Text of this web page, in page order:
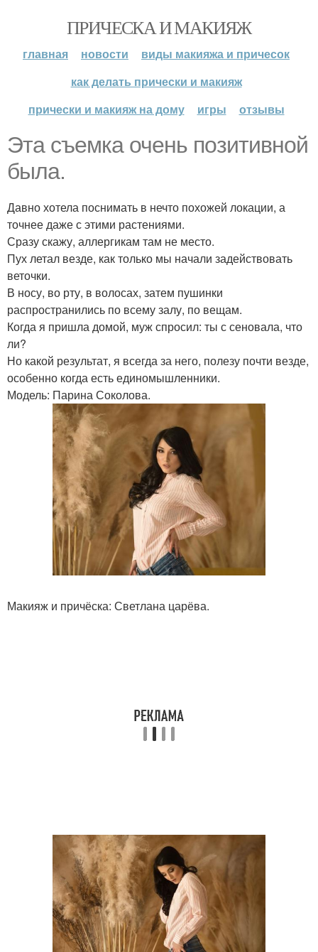
ПРИЧЕСКА И МАКИЯЖ
главная новости
виды макияжа и причесок
как делать прически и макияж
прически и макияж на дому
игры отзывы
Эта съемка очень позитивной
была.
Давно хотела поснимать в нечто похожей локации, а
точнее даже с этими растениями.
Сразу скажу, аллергикам там не место.
Пух летал везде, как только мы начали задействовать
веточки.
В носу, во рту, в волосах, затем пушинки
распространились по всему залу, по вещам.
Когда я пришла домой, муж спросил: ты с сеновала, что
ли?
Но какой результат, я всегда за него, полезу почти везде,
особенно когда есть единомышленники.
Модель: Парина Соколова.
Макияж и причёска: Светлана царёва.